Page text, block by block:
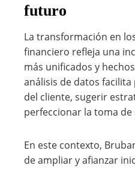
futuro
La transformación en
financiero refleja una
más unificados y
análisis de datos
del cliente, sugerir
perfeccionar la toma
En este contexto,
de ampliar y afianzar